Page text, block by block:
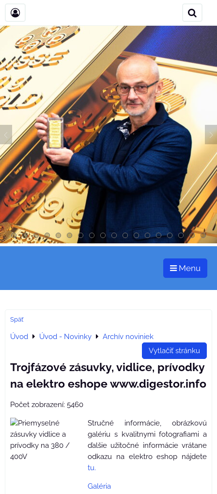
Menu
Späť
Úvod Úvod - Novinky
Archív noviniek
Vytlačiť stránku
Trojfázové zásuvky, vidlice, prívodky
na elektro eshope www.digestor.info
Počet zobrazení: 5460
Stručné informácie, obrázkovú
galériu s kvalitnymi fotografiami a
ďalšie užitočné informácie vrátane
odkazu na elektro eshop nájdete
tu.
Galéria